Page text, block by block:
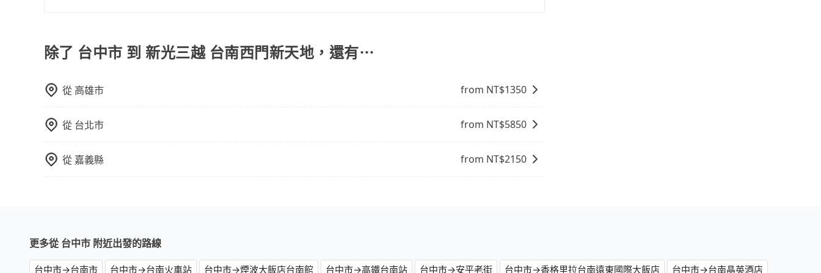
顧客評分較低的司機，且車輛均要求5年內新車，司機也絕對不會在車內吸煙，於新冠肺炎期間也絕對全程配戴
口罩。tripool之所以能將價格壓在市價7~8折的主因來自於自行研發的AI車輛調度演算法，能有效降低空車率，
能用更少的司機來服務更多的旅客，意味著使用到不熟悉的司機或者轉單給其他車行的情況比同行更低，如此便
午以前均可全額取消退費，如已經決定好要從台中市去新光三越 台南西門新天地，請儘早下訂以把握最划算的價
格。
除了 台中市 到 新光三越 台南西門新天地，還有⋯
從 高雄市 from NT$1350
從 台北市 from NT$5850
從 嘉義縣 from NT$2150
更多從 台中市 附近出發的路線
台中市→台南市 台中市→台南火車站 台中市→煙波大飯店台南館 台中市→高鐵台南站 台中市→安平老街 台中市→香格里拉台南遠東國際大飯店 台中市→台南晶英酒店